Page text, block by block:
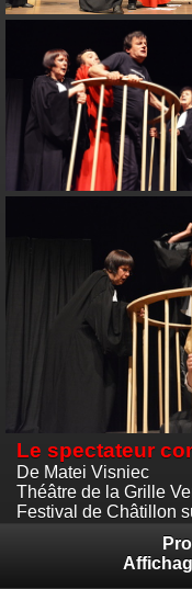
Le spectateur
De Matei Visniec
Théâtre de la Grille
Festival de Châtillon
Photos Marie Férapie